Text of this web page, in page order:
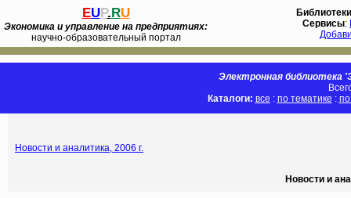
EUP.RU
Экономика и управление на предприятиях:
научно-образовательный портал
Библиотеки
Сервисы:
Электронная библиотека
Каталоги: все : по тематике :
Новости и аналитика, 2006 г.
Новости и